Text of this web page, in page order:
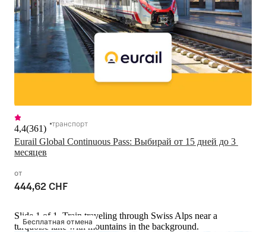
Eurail Global Continuous Pass: Выбирай от 15 дней до 3
месяцев
4,4(361) транспорт
от
444,62 CHF
Бесплатная отмена
Slide 1 of 1, Train traveling through Swiss Alps near a
turquoise lake with mountains in the background.